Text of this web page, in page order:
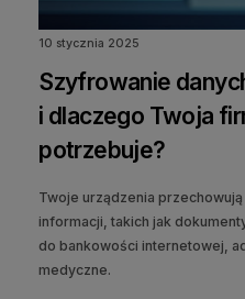
10 stycznia 2025
Szyfrowanie
i dlaczego Twoja
potrzebuje?
Twoje urządzenia
informacji, takich jak
do bankowości internetowej,
medyczne.